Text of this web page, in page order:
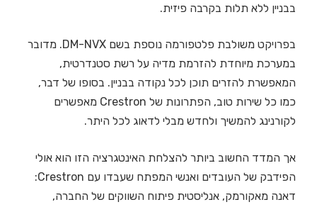
בבניין ללא תלות בקרבה פיזית.
בפרויקט משולבת פלטפורמה נוספת בשם DM-NVX. מדובר
במערכת מיוחדת להזרמת מדיה על רשת סטנדרטית,
המאפשרת להזרים תוכן לכל נקודה בבניין. בסופו של דבר,
כמו כל שירות טוב, הפתרונות של Crestron מאפשרים
לקורנינג להמשיך ולחדש מבלי לדאוג לכל היתר.
אך המדד החשוב ביותר להצלחת האינטגרציה הזו הוא אולי
הפידבק של העובדים ואנשי המפתח שעבדו עם Crestron:
דאנה מאקורמק, אנליסטית פיתוח השווקים של החברה,